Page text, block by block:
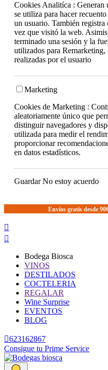
Cookies Analitíca : Generan
se utiliza para hacer
un usuario. También
vez que visitó la web.
terminado una sesión y la
utilizados para
realizadas por el usuario
Marketing
Cookies de Marketing :
aleatoriamente único que
distinguir navegadores y
utilizada para medir el
proporcionar
en datos estadísticos.
GuardarNo estoy acuerdo
Envíos gratis desde


Bodega Biosca
VINOS
DESTILADOS
COCTELERIA
REGALAR
Wine Surprise
EVENTOS
BLOG
623162867
Consigue tu Prime Service